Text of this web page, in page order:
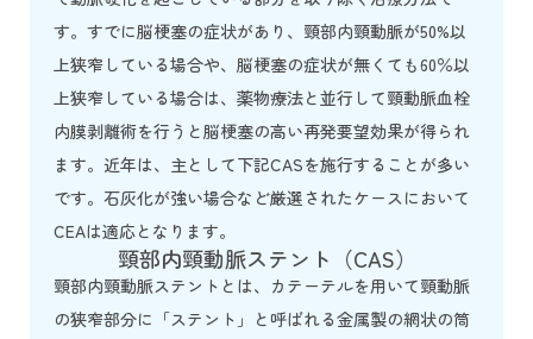
す。すでに脳梗塞の症状があり、頸部内頸動脈が50%以
上狭窄している場合や、脳梗塞の症状が無くても60％以
上狭窄している場合は、薬物療法と並行して頸動脈血栓
内膜剥離術を行うと脳梗塞の高い再発要望効果が得られ
ます。近年は、主として下記CASを施行することが多い
です。石灰化が強い場合など厳選されたケースにおいて
CEAは適応となります。
頸部内頸動脈ステント（CAS）
頸部内頸動脈ステントとは、カテーテルを用いて頸動脈
の狭窄部分に「ステント」と呼ばれる金属製の網状の筒